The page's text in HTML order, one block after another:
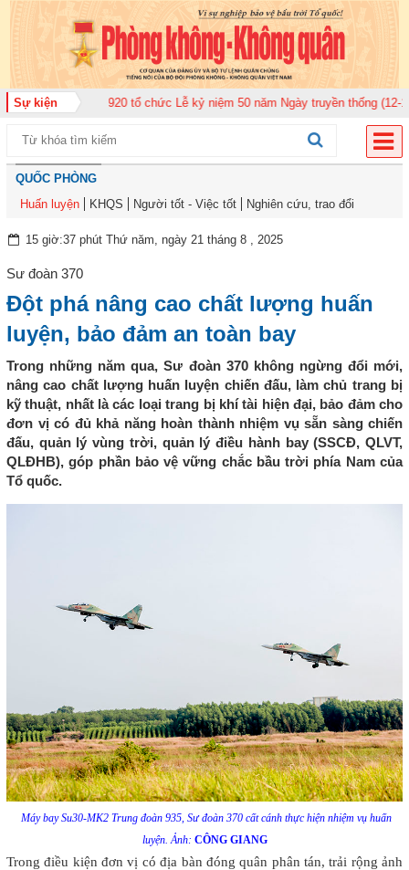
Sự kiện
Không quân 920 tổ chức Lễ kỷ niệm 50 năm Ngày truyền thống (12-11-
QUỐC PHÒNG
Huấn luyện
KHQS Người tốt - Việc tốt Nghiên cứu, trao đổi
15 giờ:37 phút Thứ năm, ngày 21 tháng 8 , 2025
Sư đoàn 370
Đột phá nâng cao chất lượng huấn
luyện, bảo đảm an toàn bay
Trong những năm qua, Sư đoàn 370 không ngừng đổi mới,
nâng cao chất lượng huấn luyện chiến đấu, làm chủ trang bị
kỹ thuật, nhất là các loại trang bị khí tài hiện đại, bảo đảm cho
đơn vị có đủ khả năng hoàn thành nhiệm vụ sẵn sàng chiến
đấu, quản lý vùng trời, quản lý điều hành bay (SSCĐ, QLVT,
QLĐHB), góp phần bảo vệ vững chắc bầu trời phía Nam của
Tổ quốc.
Máy bay Su30-MK2 Trung đoàn 935, Sư đoàn 370 cất cánh thực hiện nhiệm vụ huấn
luyện. Ảnh: CÔNG GIANG
Trong điều kiện đơn vị có địa bàn đóng quân phân tán, trải rộng ảnh